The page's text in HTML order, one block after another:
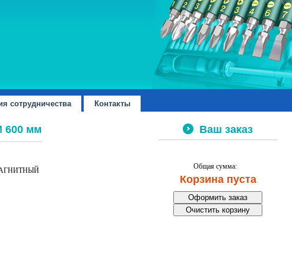
сотрудничества Контакты
600 мм
МАГНИТНЫЙ
Ваш заказ
Общая сумма:
Корзина пуста